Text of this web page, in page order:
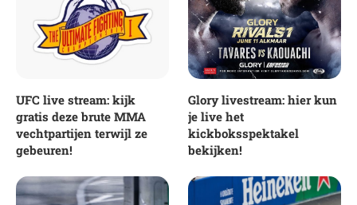
UFC live stream: kijk
gratis deze brute MMA
vechtpartijen terwijl ze
gebeuren!
Glory livestream: hier kun
je live het
kickboksspektakel
bekijken!